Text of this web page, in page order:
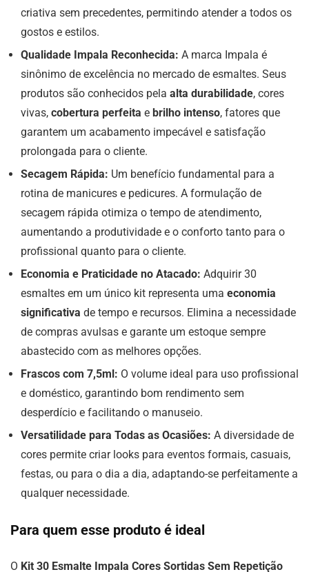
criativa sem precedentes, permitindo atender a todos os
gostos e estilos.
Qualidade Impala Reconhecida: A marca Impala é
sinônimo de excelência no mercado de esmaltes. Seus
produtos são conhecidos pela alta durabilidade, cores
vivas, cobertura perfeita e brilho intenso, fatores que
garantem um acabamento impecável e satisfação
prolongada para o cliente.
Secagem Rápida: Um benefício fundamental para a
rotina de manicures e pedicures. A formulação de
secagem rápida otimiza o tempo de atendimento,
aumentando a produtividade e o conforto tanto para o
profissional quanto para o cliente.
Economia e Praticidade no Atacado: Adquirir 30
esmaltes em um único kit representa uma economia
significativa de tempo e recursos. Elimina a necessidade
de compras avulsas e garante um estoque sempre
abastecido com as melhores opções.
Frascos com 7,5ml: O volume ideal para uso profissional
e doméstico, garantindo bom rendimento sem
desperdício e facilitando o manuseio.
Versatilidade para Todas as Ocasiões: A diversidade de
cores permite criar looks para eventos formais, casuais,
festas, ou para o dia a dia, adaptando-se perfeitamente a
qualquer necessidade.
Para quem esse produto é ideal
O Kit 30 Esmalte Impala Cores Sortidas Sem Repetição